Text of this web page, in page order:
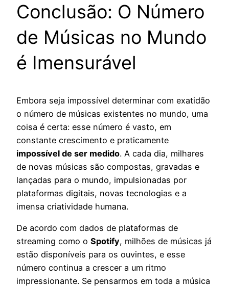
Conclusão: O Número
de Músicas no Mundo
é Imensurável
Embora seja impossível determinar com exatidão
o número de músicas existentes no mundo, uma
coisa é certa: esse número é vasto, em
constante crescimento e praticamente
impossível de ser medido. A cada dia, milhares
de novas músicas são compostas, gravadas e
lançadas para o mundo, impulsionadas por
plataformas digitais, novas tecnologias e a
imensa criatividade humana.
De acordo com dados de plataformas de
streaming como o Spotify, milhões de músicas já
estão disponíveis para os ouvintes, e esse
número continua a crescer a um ritmo
impressionante. Se pensarmos em toda a música